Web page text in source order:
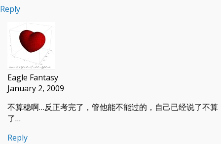
Reply
Eagle Fantasy
January 2, 2009
不算稳啊…反正考完了，管他能不能过的，自己已经说了不算
了…
Reply